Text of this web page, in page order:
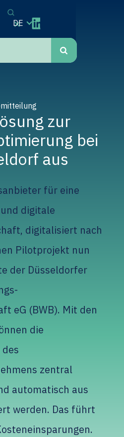
DE
zur
bei
aus
für eine
digitale
digitalisiert nach
Pilotprojekt nun
der Düsseldorfer
eG (BWB). Mit den
die
zentral
automatisch aus
werden. Das führt